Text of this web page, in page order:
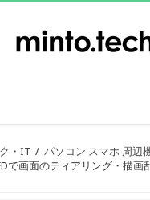
・IT / パソコン スマホ 周辺
で画面のティアリング・描